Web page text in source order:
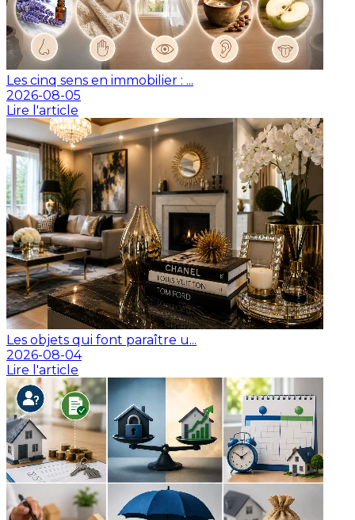
Les cinq sens en immobilier : ...
2026-08-05
Lire l'article
Les objets qui font paraître u...
2026-08-04
Lire l'article